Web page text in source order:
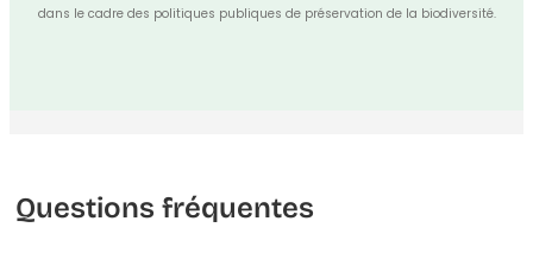
dans le cadre des politiques publiques de préservation de la biodiversité.
Questions fréquentes